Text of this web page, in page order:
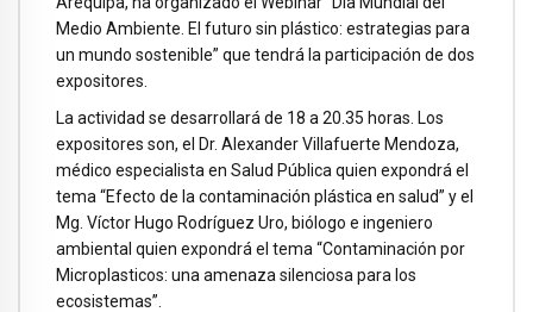
Medio Ambiente. El futuro sin plástico: estrategias para
un mundo sostenible” que tendrá la participación de dos
expositores.
La actividad se desarrollará de 18 a 20.35 horas. Los
expositores son, el Dr. Alexander Villafuerte Mendoza,
médico especialista en Salud Pública quien expondrá el
tema “Efecto de la contaminación plástica en salud” y el
Mg. Víctor Hugo Rodríguez Uro, biólogo e ingeniero
ambiental quien expondrá el tema “Contaminación por
Microplasticos: una amenaza silenciosa para los
ecosistemas”.